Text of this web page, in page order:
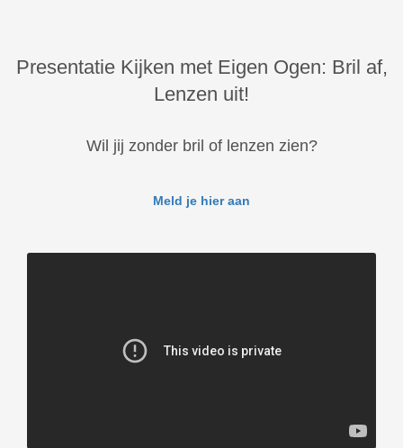
Presentatie Kijken met Eigen Ogen: Bril af,
Lenzen uit!
Wil jij zonder bril of lenzen zien?
Meld je hier aan